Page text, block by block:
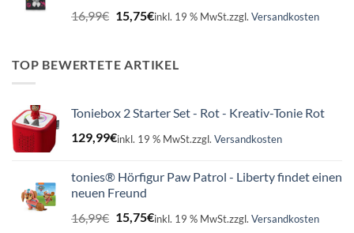
16,99€ Ursprünglicher
Preis
16,99€
15,75€Aktueller
15,75€.
inkl. 19 % MwSt.zzgl. Versandkosten
TOP BEWERTETE ARTIKEL
Toniebox 2 Starter Set - Rot - Kreativ-Tonie Rot
129,99€inkl. 19 % MwSt.zzgl. Versandkosten
tonies® Hörfigur Paw Patrol - Liberty findet einen
neuen Freund
16,99€ Ursprünglicher
15,75€Aktueller
inkl. 19 % MwSt.zzgl. Versandkosten